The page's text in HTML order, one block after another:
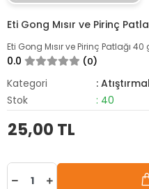
Eti Gong Mısır ve Pirinç
Eti Gong Mısır ve Pirinç Patlağı
0.0 (0)
Kategori
:
Stok
: 40
25,00 TL